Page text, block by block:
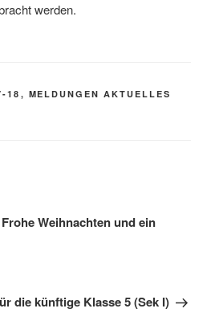
werden.
18 , MELDUNGEN AKTUELLES
Weihnachten und ein
die künftige Klasse 5 (Sek I)